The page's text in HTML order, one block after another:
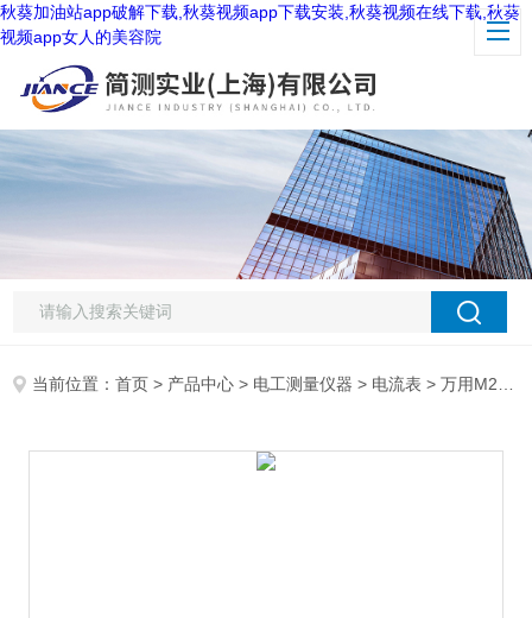
秋葵加油站app破解下载,秋葵视频app下载安装,秋葵视频在线下载,秋葵
视频app女人的美容院
当前位置：首页 > 产品中心 > 电工测量仪器 > 电流表 > 万用M250钳形电流表